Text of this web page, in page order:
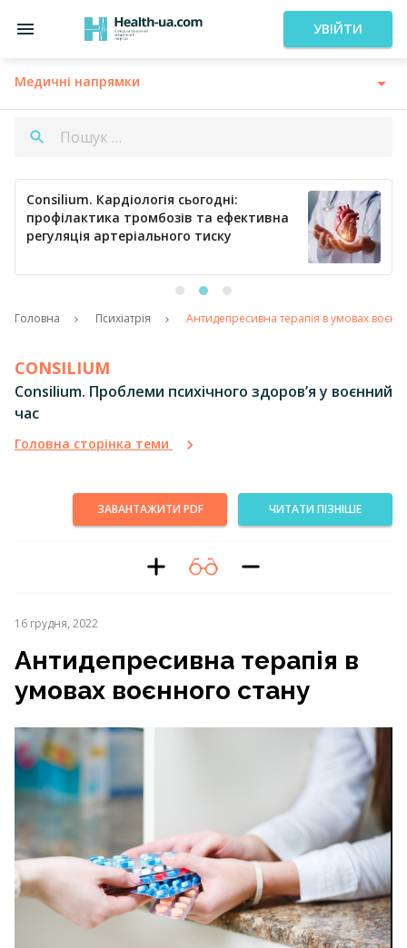
УВІЙТИ
Медичні напрямки
Consilium. Кардіологія сьогодні:
профілактика тромбозів та ефективна
регуляція артеріального тиску
Головна Психіатрія Антидепресивна терапія в умовах
CONSILIUM
Consilium. Проблеми психічного здоров’я у воєнний
час
Головна сторінка теми
ЗАВАНТАЖИТИ PDF ЧИТАТИ ПІЗНІШЕ
16 грудня, 2022
Антидепресивна терапія в
умовах воєнного стану